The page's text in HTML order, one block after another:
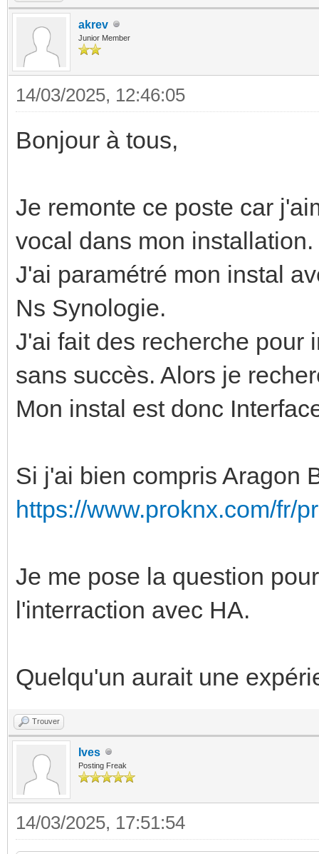
akrev
Junior Member
14/03/2025, 12:46:05
Bonjour à tous,
Je remonte ce poste car
vocal dans mon installation.
J'ai paramétré mon instal
Ns Synologie.
J'ai fait des recherche pour
sans succès. Alors je
Mon instal est donc
Si j'ai bien compris Aragon
https://www.proknx.com/fr/
Je me pose la question
l'interraction avec HA.
Quelqu'un aurait une
Trouver
Ives
Posting Freak
14/03/2025, 17:51:54